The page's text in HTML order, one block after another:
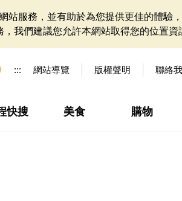
站服務，並有助於為您提供更佳的體驗
我們建議您允許本網站取得您的位置資
::: 網站導覽 版權聲明 聯絡
快搜 美食 購物